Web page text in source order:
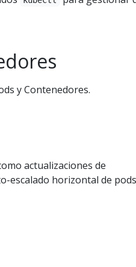
y Contenedores.
actualizaciones de
escalado horizontal de